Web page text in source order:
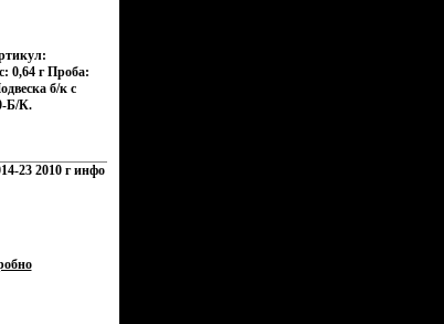
0,64 г Проба:
б/к с
Б/К.
23 2010 г инфо